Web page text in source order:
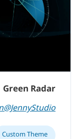
Green Radar
Custom Theme